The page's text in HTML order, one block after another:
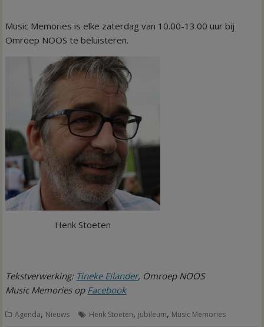
Music Memories is elke zaterdag van 10.00-13.00 uur bij
Omroep NOOS te beluisteren.
Henk Stoeten
Tekstverwerking: Tineke Eilander, Omroep NOOS
Music Memories op Facebook
Agenda, Nieuws Henk Stoeten, jubileum, Music Memories